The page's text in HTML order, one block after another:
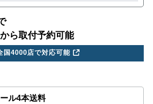
から取付予約可能
国4000店で対応可能
ル4本送料